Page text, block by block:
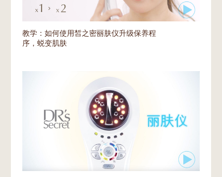
教学：如何使用皙之密丽肤仪升级保养程
序，蜕变肌肤